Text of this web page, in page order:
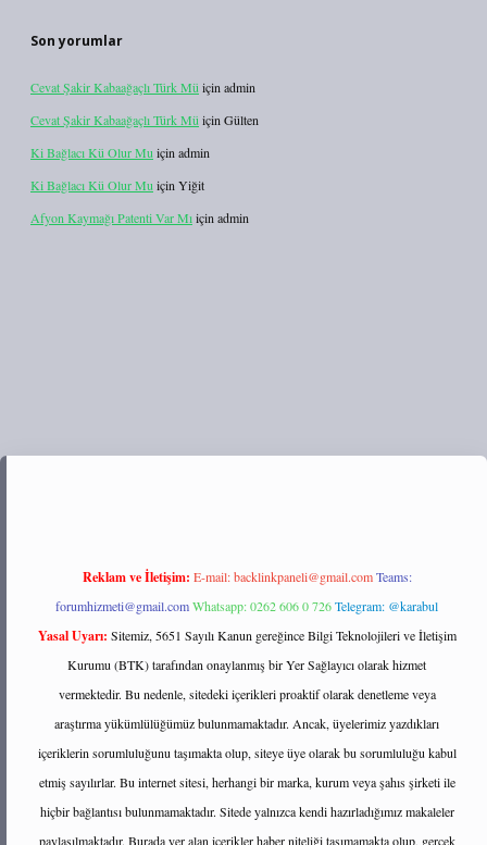
Son yorumlar
Cevat Şakir Kabaağaçlı Türk Mü için admin
Cevat Şakir Kabaağaçlı Türk Mü için Gülten
Ki Bağlacı Kü Olur Mu için admin
Ki Bağlacı Kü Olur Mu için Yiğit
Afyon Kaymağı Patenti Var Mıiçin admin
Reklam ve İletişim: E-mail:backlinkpaneli@gmail.com Teams:
forumhizmeti@gmail.comWhatsapp: 0262 606 0 726Telegram: @karabul
Yasal Uyarı: Sitemiz, 5651 Sayılı Kanun gereğince Bilgi Teknolojileri ve İletişim
Kurumu (BTK) tarafından onaylanmış bir Yer Sağlayıcı olarak hizmet
vermektedir. Bu nedenle, sitedeki içerikleri proaktif olarak denetleme veya
araştırma yükümlülüğümüz bulunmamaktadır. Ancak, üyelerimiz yazdıkları
içeriklerin sorumluluğunu taşımakta olup, siteye üye olarak bu sorumluluğu kabul
etmiş sayılırlar. Bu internet sitesi, herhangi bir marka, kurum veya şahıs şirketi ile
hiçbir bağlantısı bulunmamaktadır. Sitede yalnızca kendi hazırladığımız makaleler
paylaşılmaktadır. Burada yer alan içerikler haber niteliği taşımamakta olup, gerçek